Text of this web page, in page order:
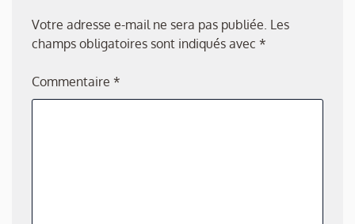
Votre adresse e-mail ne sera pas publiée. Les
champs obligatoires sont indiqués avec *
Commentaire *